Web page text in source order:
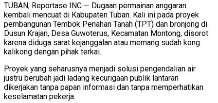
TUBAN, Reportase INC — Dugaan permainan anggaran
kembali mencuat di Kabupaten Tuban. Kali ini pada proyek
pembangunan Tembok Penahan Tanah (TPT) dan bronjong di
Dusun Krajan, Desa Guwoterus, Kecamatan Montong, disorot
karena diduga sarat kejanggalan atau memang sudah kong
kalikong dengan pihak terkai.
Proyek yang seharusnya menjadi solusi pengendalian air
justru berubah jadi ladang kecurigaan publik lantaran
dikerjakan tanpa papan informasi dan tanpa memperhatikan
keselamatan pekerja.